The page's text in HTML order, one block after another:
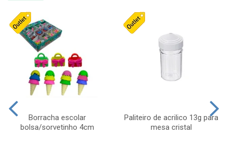
Borracha escolar
bolsa/sorvetinho 4cm
Paliteiro de acrilico 13g para
mesa cristal